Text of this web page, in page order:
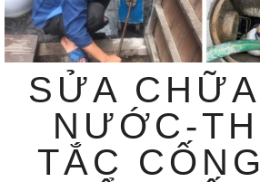
SỬA
NƯỚC-
TẮC